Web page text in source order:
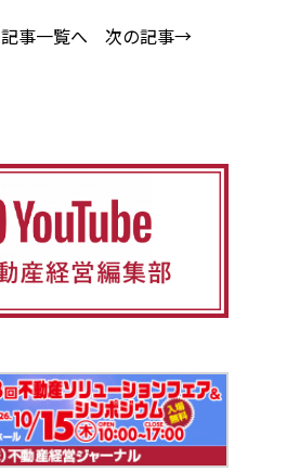
記事一覧へ 次の記事→